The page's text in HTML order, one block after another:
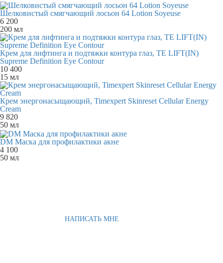
Шелковистый смягчающий лосьон 64 Lotion Soyeuse
6 200
200 мл
Крем для лифтинга и подтяжки контура глаз, TE LIFT(IN)
Supreme Definition Eye Contour
10 400
15 мл
Крем энергонасыщающий, Timexpert Skinreset Cellular Energy
Cream
9 820
50 мл
DM Маска для профилактики акне
4 100
50 мл
НАПИСАТЬ МНЕ